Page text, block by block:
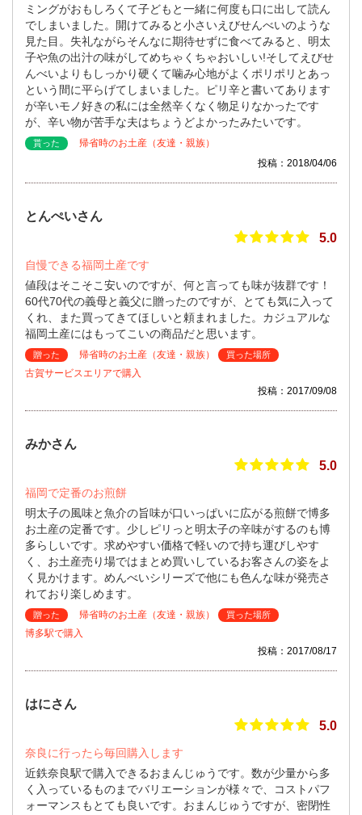
ミングがおもしろくて子どもと一緒に何度も口に出して読ん
でしまいました。開けてみると小さいえびせんべいのような
見た目。失礼ながらそんなに期待せずに食べてみると、明太
子や魚の出汁の味がしてめちゃくちゃおいしい!そしてえびせ
んべいよりもしっかり硬くて噛み心地がよくポリポリとあっ
という間に平らげてしまいました。ピリ辛と書いてあります
が辛いモノ好きの私には全然辛くなく物足りなかったです
が、辛い物が苦手な夫はちょうどよかったみたいです。
貰った
帰省時のお土産（友達・親族）
投稿：2018/04/06
とんぺいさん
5.0
自慢できる福岡土産です
値段はそこそこ安いのですが、何と言っても味が抜群です！
60代70代の義母と義父に贈ったのですが、とても気に入って
くれ、また買ってきてほしいと頼まれました。カジュアルな
福岡土産にはもってこいの商品だと思います。
贈った 帰省時のお土産（友達・親族） 買った場所
古賀サービスエリアで購入
投稿：2017/09/08
みかさん
5.0
福岡で定番のお煎餅
明太子の風味と魚介の旨味が口いっぱいに広がる煎餅で博多
お土産の定番です。少しピリっと明太子の辛味がするのも博
多らしいです。求めやすい価格で軽いので持ち運びしやす
く、お土産売り場ではまとめ買いしているお客さんの姿をよ
く見かけます。めんべいシリーズで他にも色んな味が発売さ
れており楽しめます。
贈った 帰省時のお土産（友達・親族） 買った場所
博多駅で購入
投稿：2017/08/17
はにさん
5.0
奈良に行ったら毎回購入します
近鉄奈良駅で購入できるおまんじゅうです。数が少量から多
く入っているものまでバリエーションが様々で、コストパフ
ォーマンスもとても良いです。おまんじゅうですが、密閉性